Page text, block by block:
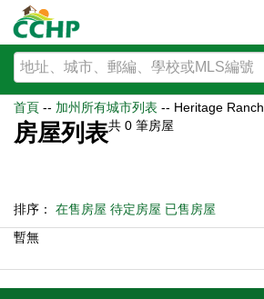
首頁 -- 加州所有城市列表 -- Heritage Ranch
房屋列表共 0 筆房屋
排序： 在售房屋 待定房屋 已售房屋
暫無